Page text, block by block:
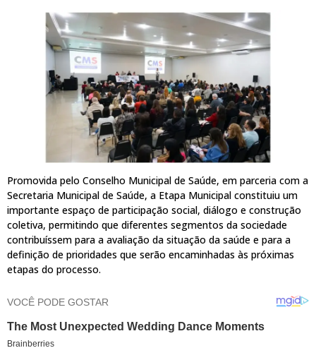
Promovida pelo Conselho Municipal de Saúde, em parceria com a
Secretaria Municipal de Saúde, a Etapa Municipal constituiu um
importante espaço de participação social, diálogo e construção
coletiva, permitindo que diferentes segmentos da sociedade
contribuíssem para a avaliação da situação da saúde e para a
definição de prioridades que serão encaminhadas às próximas
etapas do processo.